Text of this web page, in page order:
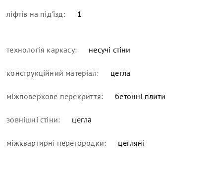
ліфтів на під'їзд: 1
технологія каркасу: несучі стіни
конструкційний матеріал: цегла
міжповерхове перекриття: бетонні плити
зовнішні стіни: цегла
міжквартирні перегородки: цегляні